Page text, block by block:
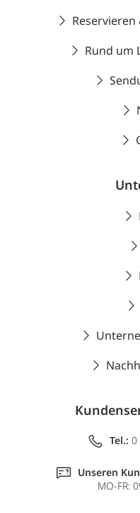
Rund um
Tel.: 0
Unseren
MO-FR: